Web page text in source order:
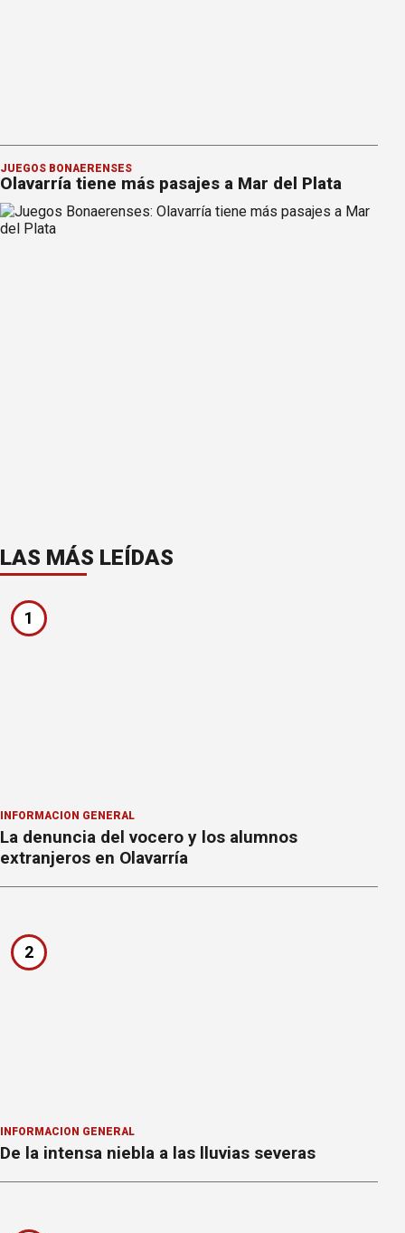
JUEGOS BONAERENSES
Olavarría tiene más pasajes a Mar del Plata
LAS MÁS LEÍDAS
1
INFORMACION GENERAL
La denuncia del vocero y los alumnos
extranjeros en Olavarría
2
INFORMACION GENERAL
De la intensa niebla a las lluvias severas